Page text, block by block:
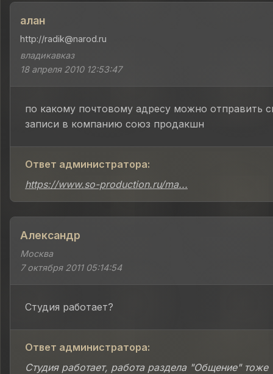
алан
http://radik@narod.ru
владикавказ
18 апреля 2010 12:53:47
по какому почтовому адресу можно отправить
записи в компанию союз продакшн
Ответ администратора:
https://www.so-production.ru/ma...
Александр
Москва
7 октября 2011 05:14:54
Студия работает?
Ответ администратора:
Студия работает, работа раздела "Общение" тоже